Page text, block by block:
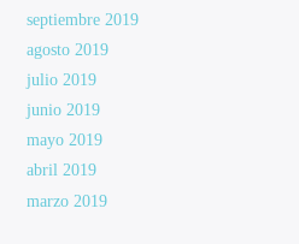
septiembre 2019
agosto 2019
julio 2019
junio 2019
mayo 2019
abril 2019
marzo 2019